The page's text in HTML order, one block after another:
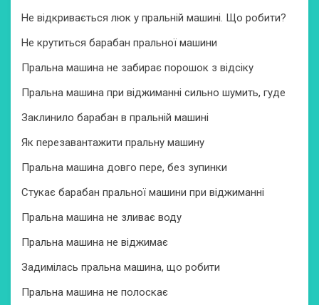
Не відкривається люк у пральній машині. Що робити?
Не крутиться барабан пральної машини
Пральна машина не забирає порошок з відсіку
Пральна машина при віджиманні сильно шумить, гуде
Заклинило барабан в пральній машині
Як перезавантажити пральну машину
Пральна машина довго пере, без зупинки
Стукає барабан пральної машини при віджиманні
Пральна машина не зливає воду
Пральна машина не віджимає
Задимілась пральна машина, що робити
Пральна машина не полоскає